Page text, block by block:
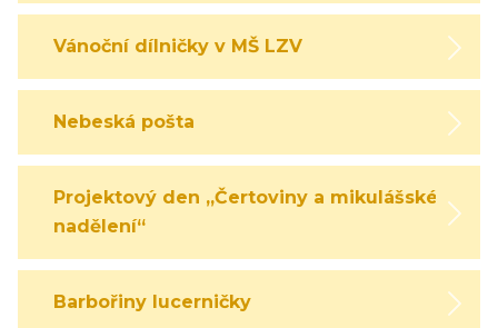
Vánoční dílničky v MŠ LZV
Nebeská pošta
Projektový den „Čertoviny a mikulášské
nadělení“
Barbořiny lucerničky